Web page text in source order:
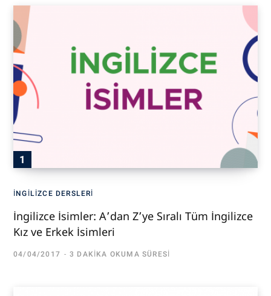
İNGILIZCE DERSLERI
İngilizce İsimler: A’dan Z’ye Sıralı Tüm İngilizce
Kız ve Erkek İsimleri
04/04/2017 3 DAKIKA OKUMA SÜRESI